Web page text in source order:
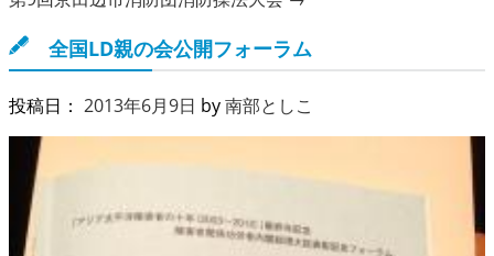
全国LD親の会公開フォーラム
投稿日： 2013年6月9日 by南部としこ